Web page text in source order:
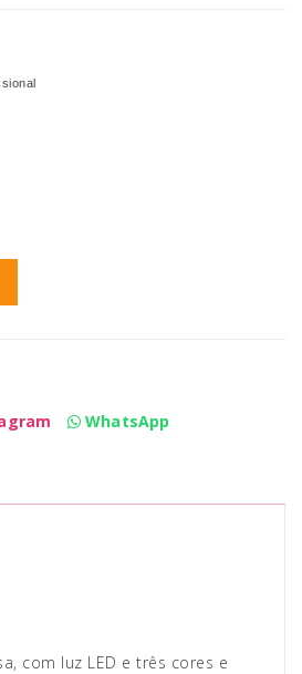
WhatsApp
com luz LED e três cores e